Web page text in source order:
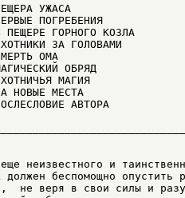
УЖАСА
ПОГРЕБЕНИЯ
ПЕЩЕРЕ ГОРНОГО КОЗЛА
ЗА ГОЛОВАМИ
ОМА
ОБРЯД
МАГИЯ
НОВЫЕ МЕСТА
АВТОРА
неизвестного и
должен беспомощно опустить
не веря в свои силы и